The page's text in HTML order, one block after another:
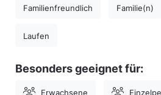
Familienfreundlich Familie(n)
Laufen
Besonders geeignet für:
Erwachsene